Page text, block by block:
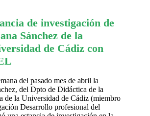
de investigación de
Sánchez de la
de Cádiz con
del pasado mes de abril la
del Dpto de Didáctica de la
de la Universidad de Cádiz (miembro
Desarrollo profesional del